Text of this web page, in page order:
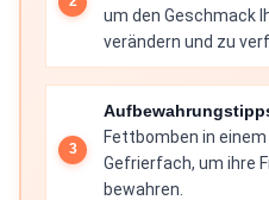
um den Geschmack
verändern und zu
Fettbomben in
Gefrierfach, um ihre
bewahren.